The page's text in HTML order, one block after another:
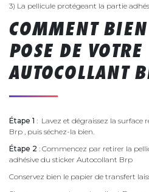
3) La pellicule protégeant la partie
COMMENT
POSE DE VOTRE
AUTOCOLLANT
Étape 1 : Lavez et dégraissez la
Brp , puis séchez-la bien.
Étape 2 : Commencez par retirer la
adhésive du sticker Autocollant Brp
Conservez bien le papier de transfert